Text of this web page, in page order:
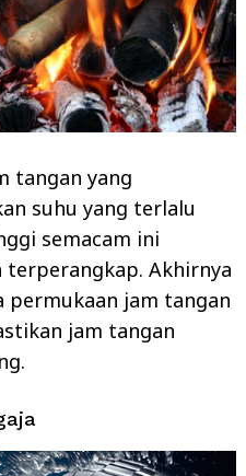
tangan yang
suhu yang terlalu
semacam ini
Akhirnya
jam tangan
jam tangan